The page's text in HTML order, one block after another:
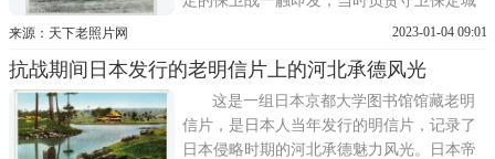
的是第52军第2师。日军并没有留给中国军队
出数十架飞机对保定城及周边中国守军阵地
进行了狂轰滥炸。9 18保定大轰炸是许多保
定人心中永远的伤痛
来源：天下老照片网 2023-01-04 09:01
抗战期间日本发行的老明信片上的河北承德风光
这是一组日本京都大学图书馆馆藏老明
信片，是日本人当年发行的明信片，记录了
日本侵略时期的河北承德魅力风光。日本帝